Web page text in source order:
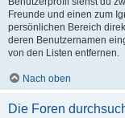
Freunde und einen zum
persönlichen Bereich
deren Benutzernamen
von den Listen entfernen.
Nach oben
Die Foren